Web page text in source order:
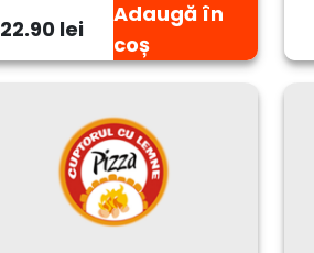
22.90 lei
Adaugă în
coș